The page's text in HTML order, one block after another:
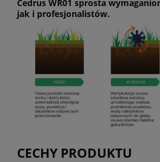
Cedrus WR01 sprosta
jak i profesjonalistów.
CECHY PRODUKTU